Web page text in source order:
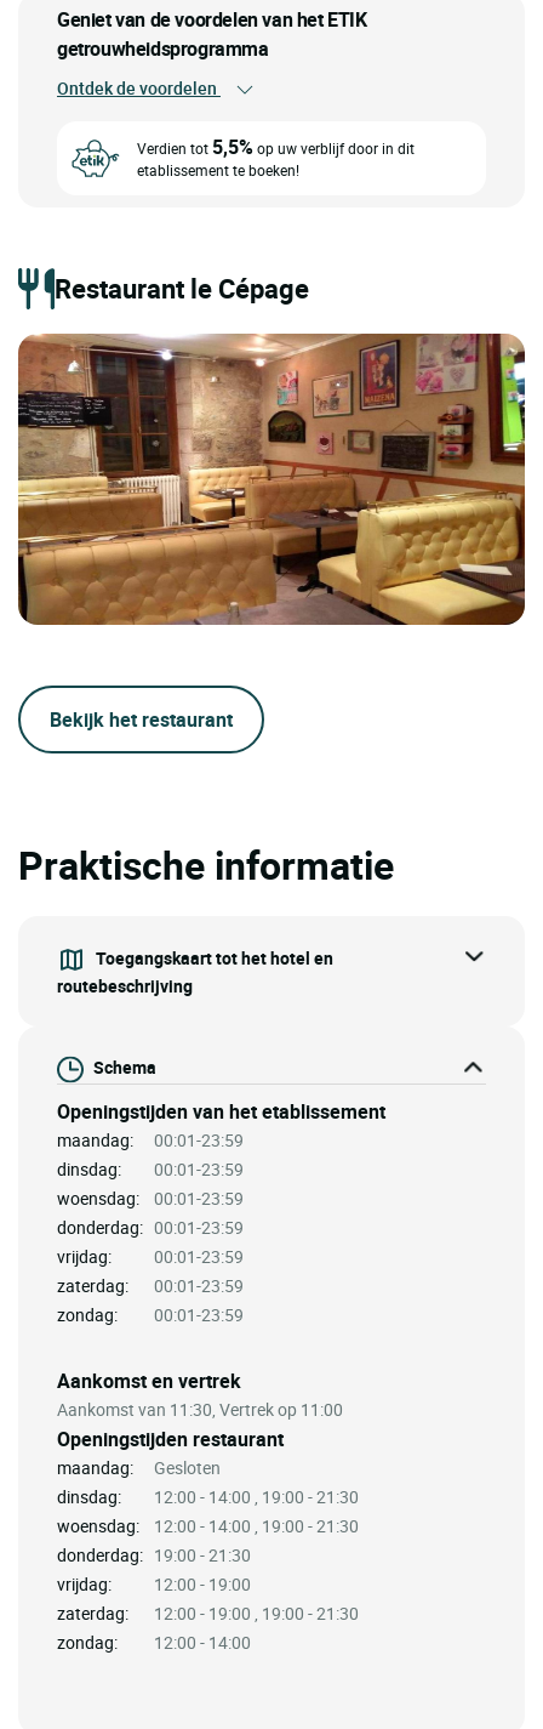
Geniet van de voordelen van het ETIK
getrouwheidsprogramma
Ontdek de voordelen
Verdien tot 5,5%op uw verblijf door in dit
etablissement te boeken!
Restaurant le Cépage
Bekijk het restaurant
Praktische informatie
Toegangskaart tot het hotel en
routebeschrijving
Schema
Openingstijden van het etablissement
maandag:
00:01-23:59
dinsdag:
00:01-23:59
woensdag:
00:01-23:59
donderdag: 00:01-23:59
vrijdag:
00:01-23:59
zaterdag:
00:01-23:59
zondag:
00:01-23:59
Aankomst en vertrek
Aankomst van 11:30, Vertrek op 11:00
Openingstijden restaurant
maandag:
Gesloten
dinsdag:
12:00 - 14:00 , 19:00 - 21:30
woensdag:
12:00 - 14:00 , 19:00 - 21:30
donderdag: 19:00 - 21:30
vrijdag:
12:00 - 19:00
zaterdag:
12:00 - 19:00 , 19:00 - 21:30
zondag:
12:00 - 14:00